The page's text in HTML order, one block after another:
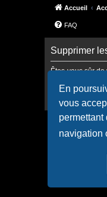
En
vous
permettant
navigation
Accueil
FAQ
Supprimer
Êtes-vous sûr